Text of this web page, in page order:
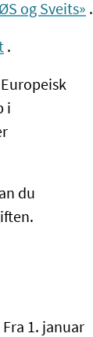
og Sveits» .
.
i
du
1. januar